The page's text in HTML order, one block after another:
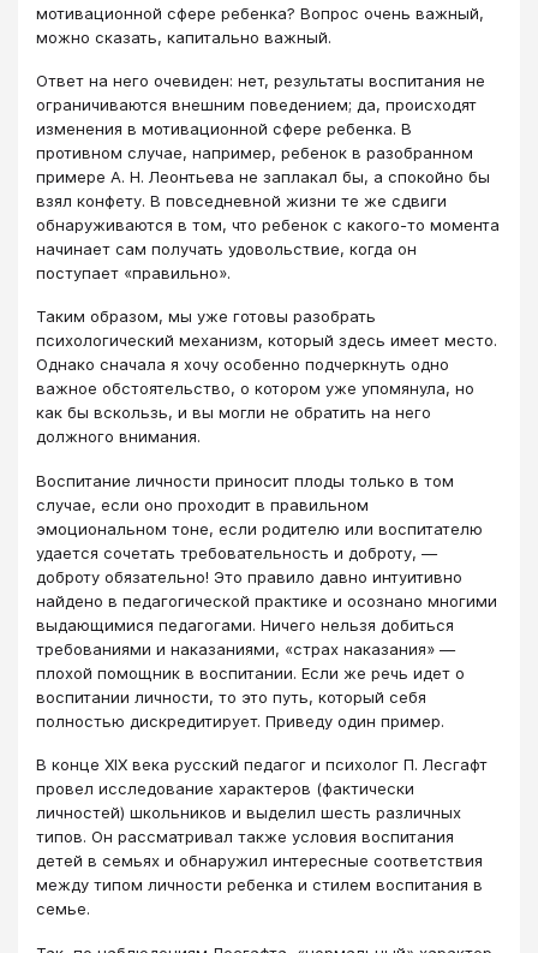
мотивационной сфере ребенка? Вопрос очень важный,
можно сказать, капитально важный.
Ответ на него очевиден: нет, результаты воспитания не
ограничиваются внешним поведением; да, происходят
изменения в мотивационной сфере ребенка. В
противном случае, например, ребенок в разобранном
примере А. Н. Леонтьева не заплакал бы, а спокойно бы
взял конфету. В повседневной жизни те же сдвиги
обнаруживаются в том, что ребенок с какого-то момента
начинает сам получать удовольствие, когда он
поступает «правильно».
Таким образом, мы уже готовы разобрать
психологический механизм, который здесь имеет место.
Однако сначала я хочу особенно подчеркнуть одно
важное обстоятельство, о котором уже упомянула, но
как бы вскользь, и вы могли не обратить на него
должного внимания.
Воспитание личности приносит плоды только в том
случае, если оно проходит в правильном
эмоциональном тоне, если родителю или воспитателю
удается сочетать требовательность и доброту, —
доброту обязательно! Это правило давно интуитивно
найдено в педагогической практике и осознано многими
выдающимися педагогами. Ничего нельзя добиться
требованиями и наказаниями, «страх наказания» —
плохой помощник в воспитании. Если же речь идет о
воспитании личности, то это путь, который себя
полностью дискредитирует. Приведу один пример.
В конце XIX века русский педагог и психолог П. Лесгафт
провел исследование характеров (фактически
личностей) школьников и выделил шесть различных
типов. Он рассматривал также условия воспитания
детей в семьях и обнаружил интересные соответствия
между типом личности ребенка и стилем воспитания в
семье.